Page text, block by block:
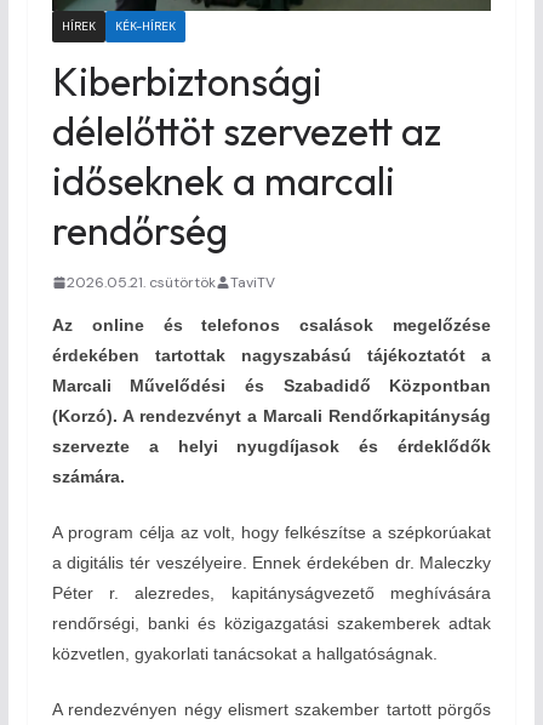
HÍREK KÉK-HÍREK
Kiberbiztonsági
délelőttöt szervezett az
időseknek a marcali
rendőrség
2026.05.21. csütörtök TaviTV
Az online és telefonos csalások megelőzése
érdekében tartottak nagyszabású tájékoztatót a
Marcali Művelődési és Szabadidő Központban
(Korzó). A rendezvényt a Marcali Rendőrkapitányság
szervezte a helyi nyugdíjasok és érdeklődők
számára.
A program célja az volt, hogy felkészítse a szépkorúakat
a digitális tér veszélyeire. Ennek érdekében dr. Maleczky
Péter r. alezredes, kapitányságvezető meghívására
rendőrségi, banki és közigazgatási szakemberek adtak
közvetlen, gyakorlati tanácsokat a hallgatóságnak.
A rendezvényen négy elismert szakember tartott pörgős